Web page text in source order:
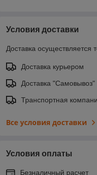
Условия доставки
Доставка осуществляется
Доставка курьером
Доставка "Самовывоз"
Транспортная
Все условия доставки
Условия оплаты
Безналичный расчет